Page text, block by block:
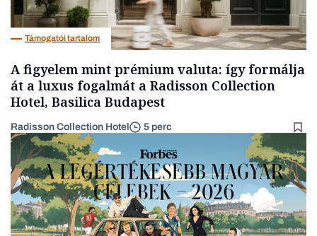
Támogatói tartalom
A figyelem mint prémium valuta: így formálja
át a luxus fogalmát a Radisson Collection
Hotel, Basilica Budapest
Radisson Collection Hotel 5 perc